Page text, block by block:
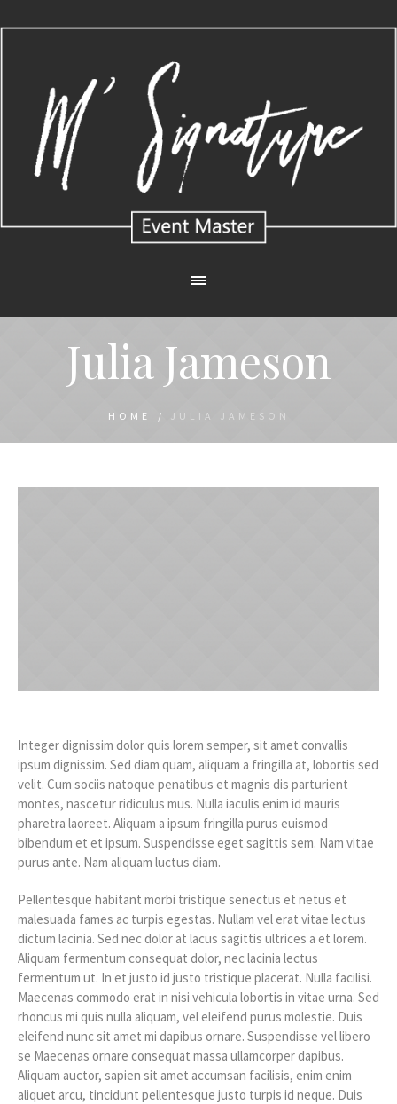
Julia Jameson
HOME / JULIA JAMESON
Integer dignissim dolor quis lorem semper, sit amet convallis
ipsum dignissim. Sed diam quam, aliquam a fringilla at, lobortis sed
velit. Cum sociis natoque penatibus et magnis dis parturient
montes, nascetur ridiculus mus. Nulla iaculis enim id mauris
pharetra laoreet. Aliquam a ipsum fringilla purus euismod
bibendum et et ipsum. Suspendisse eget sagittis sem. Nam vitae
purus ante. Nam aliquam luctus diam.
Pellentesque habitant morbi tristique senectus et netus et
malesuada fames ac turpis egestas. Nullam vel erat vitae lectus
dictum lacinia. Sed nec dolor at lacus sagittis ultrices a et lorem.
Aliquam fermentum consequat dolor, nec lacinia lectus
fermentum ut. In et justo id justo tristique placerat. Nulla facilisi.
Maecenas commodo erat in nisi vehicula lobortis in vitae urna. Sed
rhoncus mi quis nulla aliquam, vel eleifend purus molestie. Duis
eleifend nunc sit amet mi dapibus ornare. Suspendisse vel libero
se Maecenas ornare consequat massa ullamcorper dapibus.
Aliquam auctor, sapien sit amet accumsan facilisis, enim enim
aliquet arcu, tincidunt pellentesque justo turpis id neque. Duis